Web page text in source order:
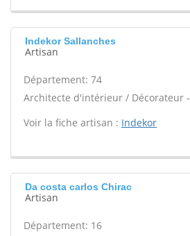
Indekor Sallanches
Artisan
Département: 74
Architecte d'intérieur / Décorateur -
Voir la fiche artisan : Indekor
Da costa carlos Chirac
Artisan
Département: 16